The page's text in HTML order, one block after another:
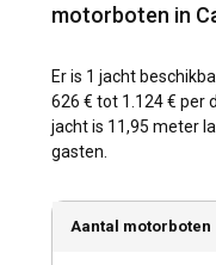
motorboten in
Er is 1 jacht
626 € tot 1.124 € per
jacht is 11,95 meter
gasten.
Aantal motorboten